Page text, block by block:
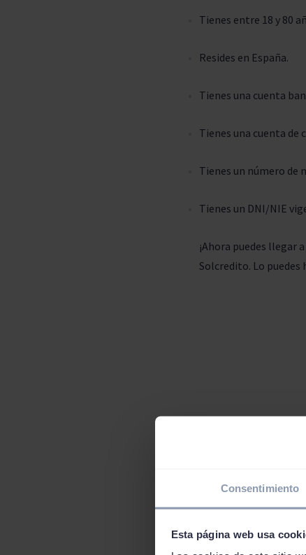
Consentimiento
Esta página web usa
Tienes entre 18 y 80
Resides en España.
Tienes una cuenta
Tienes una cuenta de
Tienes un número de
Tienes un DNI/NIE
¡Ahora puedes llegar
Solcredito. Lo puedes
Normalmente,
rápido y cómodo. No